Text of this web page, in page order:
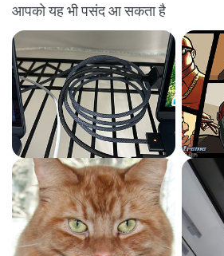
आपको यह भी पसंद आ सकता है